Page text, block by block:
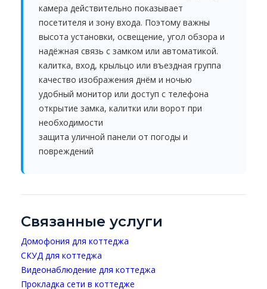
камера действительно показывает
посетителя и зону входа. Поэтому важны
высота установки, освещение, угол обзора и
надёжная связь с замком или автоматикой.
калитка, вход, крыльцо или въездная группа
качество изображения днём и ночью
удобный монитор или доступ с телефона
открытие замка, калитки или ворот при
необходимости
защита уличной панели от погоды и
повреждений
Связанные услуги
Домофония для коттеджа
СКУД для коттеджа
Видеонаблюдение для коттеджа
Прокладка сети в коттедже